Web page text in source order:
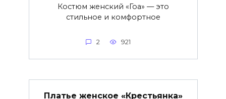
Костюм женский «Гоа» — это
стильное и комфортное
2 921
Платье женское «Крестьянка»